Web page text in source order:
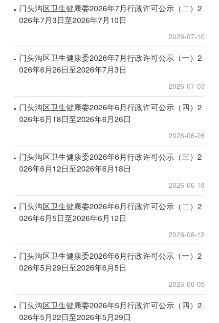
门头沟区卫生健康委2026年7月行政许可公示（二）2
026年7月3日至2026年7月10日
2026-07-10
门头沟区卫生健康委2026年7月行政许可公示（一）2
026年6月26日至2026年7月3日
2026-07-03
门头沟区卫生健康委2026年6月行政许可公示（四）2
026年6月18日至2026年6月26日
2026-06-26
门头沟区卫生健康委2026年6月行政许可公示（三）2
026年6月12日至2026年6月18日
2026-06-18
门头沟区卫生健康委2026年6月行政许可公示（二）2
026年6月5日至2026年6月12日
2026-06-12
门头沟区卫生健康委2026年6月行政许可公示（一）2
026年5月29日至2026年6月5日
2026-06-05
门头沟区卫生健康委2026年5月行政许可公示（四）2
026年5月22日至2026年5月29日